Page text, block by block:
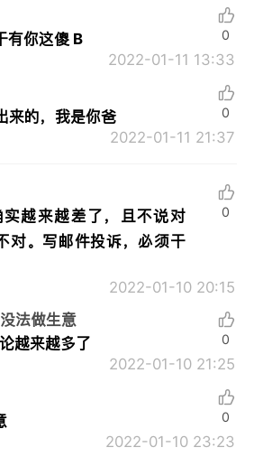
有你这傻 B
2022-01-11 13:33
0
来的，我是你爸
2022-01-11 21:37
0
越来越差了，且不说对
对。写邮件投诉，必须干
2022-01-10 20:15
0
法做生意
越来越多了
2022-01-10 21:25
0
2022-01-10 23:23
0